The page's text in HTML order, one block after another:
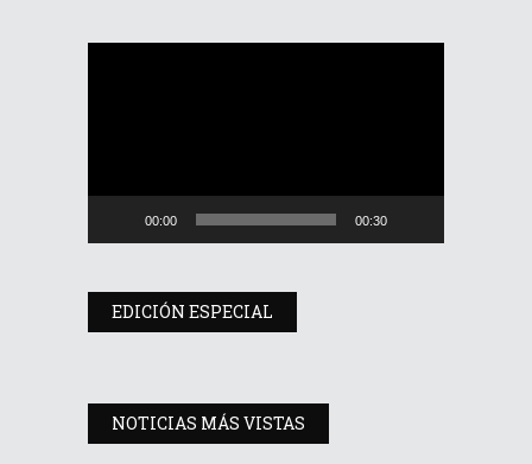
00:00 00:30
EDICIÓN ESPECIAL
NOTICIAS MÁS VISTAS